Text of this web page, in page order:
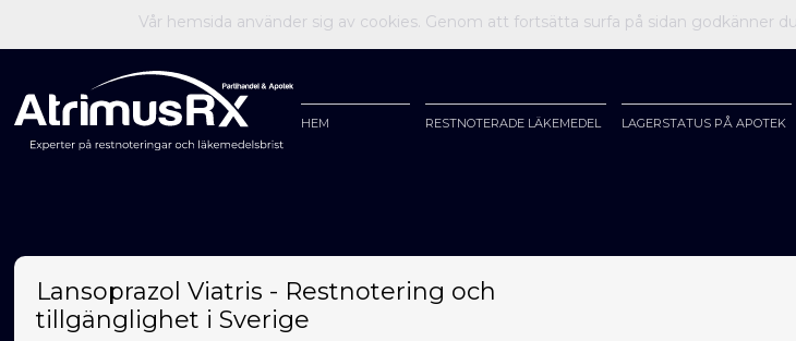
HEM RESTNOTERADE LÄKEMEDEL LAGERSTATUS PÅ APOTEK
Lansoprazol Viatris - Restnotering och
tillgänglighet i Sverige
Vår hemsida använder sig av cookies. Genom att fortsätta surfa på sidan godkänner